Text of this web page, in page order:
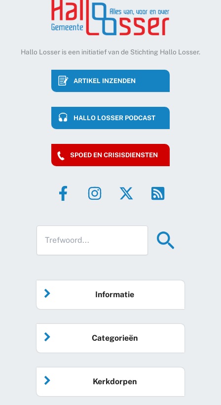
Hallo Losser is een initiatief van de Stichting Hallo Losser.
ARTIKEL INZENDEN
HALLO LOSSER PODCAST
SPOED EN CRISISDIENSTEN
Informatie
Home
Agenda
Categorieën
Algemeen nieuws
Kerkdorpen